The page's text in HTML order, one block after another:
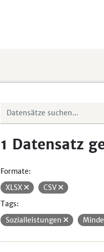
1 Datensatz
Formate:
XLSX
CSV
Tags:
Sozialleistungen